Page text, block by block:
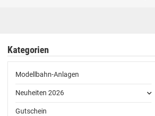
Kategorien
Modellbahn-Anlagen
Neuheiten 2026
Gutschein